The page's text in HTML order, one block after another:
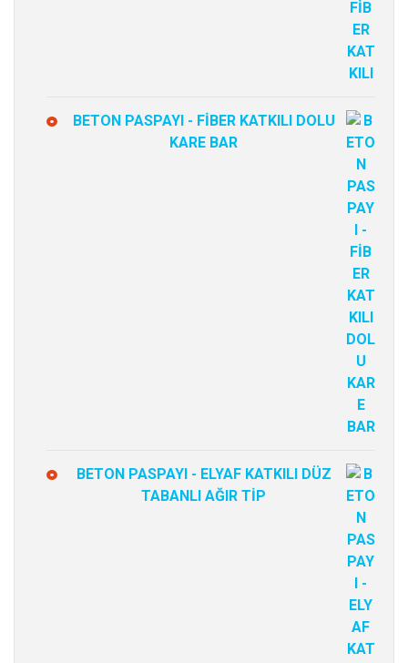
BETON PASPAYI - FİBER KATKILI DOLU
KARE BAR
BETON PASPAYI - ELYAF KATKILI DÜZ
TABANLI AĞIR TİP